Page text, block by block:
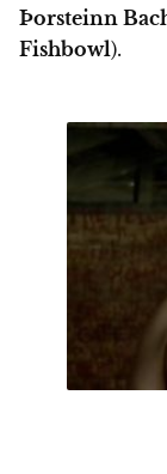
Þorsteinn
Fishbowl).